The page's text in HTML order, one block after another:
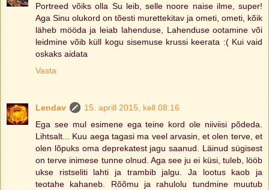
Portreed võiks olla Su leib, selle noore naise ilme, super!
Aga Sinu olukord on tõesti murettekitav ja ometi, ometi, kõik
läheb mööda ja leiab lahenduse, Lahenduse ootamine või
leidmine võib küll kogu sisemuse krussi keerata :( Kui vaid
oskaks aidata
Vasta
Lendav
15. aprill 2015, kell 08:16
Ega see mul esimene ega teine kord ole niiviisi põdeda.
Lihtsalt... Kuu aega tagasi ma veel arvasin, et olen terve, et
olen lõpuks oma deprekatest jagu saanud. Läinud sügisest
on terve inimese tunne olnud. Aga see ju ei küsi, tuleb, lööb
ukse ristseliti lahti ja trambib jalgu. Ja lootus kaob ja
teotahe kahaneb. Rõõmu ja rahulolu tundmine muutub